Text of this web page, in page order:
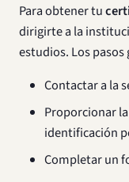
Para obtener tu
dirigirte a la
estudios. Los
Contactar a la
Proporcionar
identificación
Completar un